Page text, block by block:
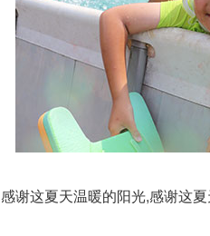
感谢这夏天温暖的阳光,感谢这